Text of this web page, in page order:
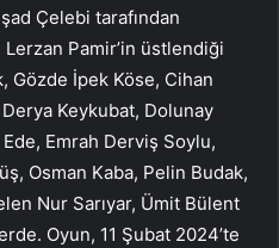
Çelebi tarafından
Pamir’in üstlendiği
Gözde İpek Köse, Cihan
Keykubat, Dolunay
Emrah Derviş Soylu,
Osman Kaba, Pelin Budak,
Nur Sarıyar, Ümit Bülent
Oyun, 11 Şubat 2024’te